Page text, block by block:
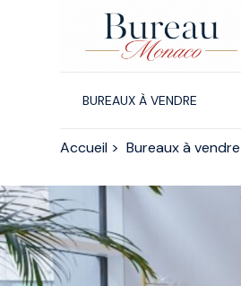
BUREAUX À VENDRE
Accueil >Bureaux à vendre
Panneau de gestion des cookies